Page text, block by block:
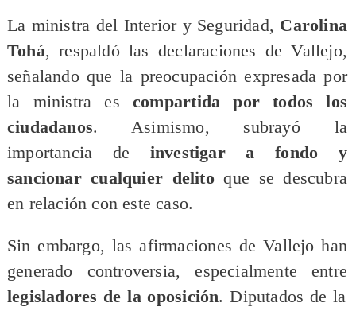
​La ministra del Interior y Seguridad, Carolina
Tohá, respaldó las declaraciones de Vallejo,
señalando que la preocupación expresada por
la ministra escompartida por todos los
ciudadanos. Asimismo, subrayó la
importancia de investigar a fondo y
sancionar cualquier delitoque se descubra
en relación con este caso.
​Sin embargo, las afirmaciones de Vallejo han
generado controversia, especialmente entre
legisladores de la oposición. Diputados de la